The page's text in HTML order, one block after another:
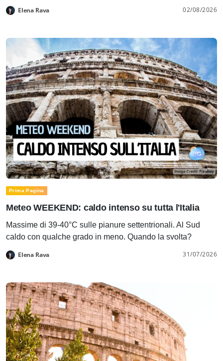
Elena Rava 02/08/2026
Prima Pagina
Meteo WEEKEND: caldo intenso su tutta l'Italia
Massime di 39-40°C sulle pianure settentrionali. Al Sud
caldo con qualche grado in meno. Quando la svolta?
Elena Rava 31/07/2026